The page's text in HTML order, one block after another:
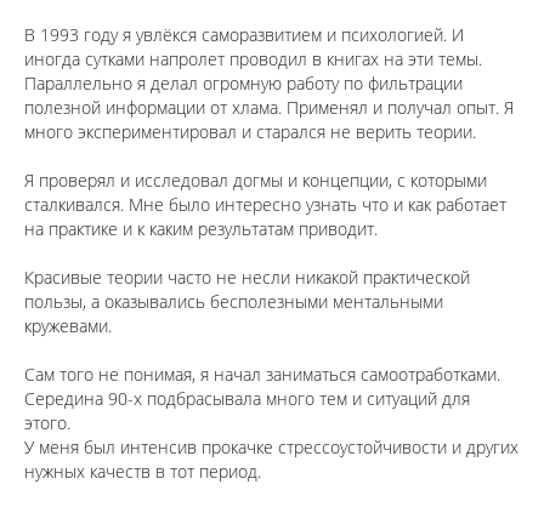
В 1993 году я увлёкся саморазвитием и психологией. И
иногда сутками напролет проводил в книгах на эти темы.
Параллельно я делал огромную работу по фильтрации
полезной информации от хлама. Применял и получал опыт. Я
много экспериментировал и старался не верить теории.
Я проверял и исследовал догмы и концепции, с которыми
сталкивался. Мне было интересно узнать что и как работает
на практике и к каким результатам приводит.
Красивые теории часто не несли никакой практической
пользы, а оказывались бесполезными ментальными
кружевами.
Сам того не понимая, я начал заниматься самоотработками.
Середина 90-х подбрасывала много тем и ситуаций для
этого.
У меня был интенсив прокачке стрессоустойчивости и других
нужных качеств в тот период.